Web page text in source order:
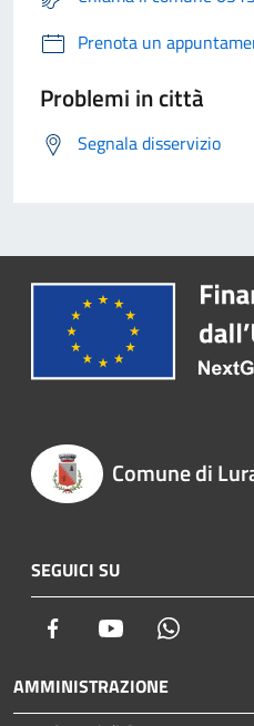
Prenota un
Problemi in città
Segnala disservizio
Comune di
SEGUICI SU
Facebook Youtube
AMMINISTRAZIONE